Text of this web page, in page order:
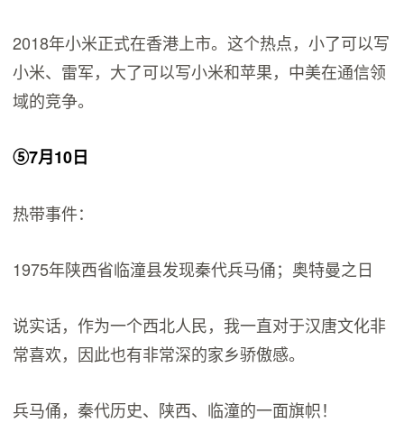
2018年小米正式在香港上市。这个热点，小了可以写
小米、雷军，大了可以写小米和苹果，中美在通信领
域的竞争。
⑤7月10日
热带事件：
1975年陕西省临潼县发现秦代兵马俑；奥特曼之日
说实话，作为一个西北人民，我一直对于汉唐文化非
常喜欢，因此也有非常深的家乡骄傲感。
兵马俑，秦代历史、陕西、临潼的一面旗帜！